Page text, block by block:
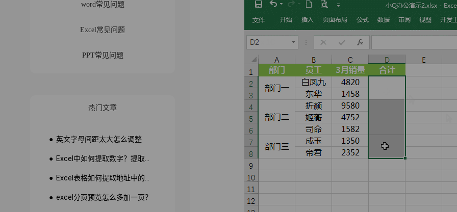
word常见问题
Excel常见问题
PPT常见问题
热门文章
● 英文字母间距太大怎么调整
● excel分页预览怎么多加一页？